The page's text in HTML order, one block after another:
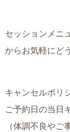
セッションメニ
からお気軽にど
キャンセルポリ
ご予約日の当日
（体調不良やご